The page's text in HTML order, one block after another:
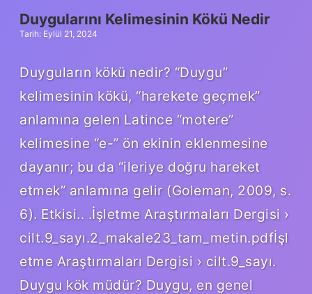
Duygularını Kelimesinin Kökü Nedir
Tarih: Eylül 21, 2024
Duyguların kökü nedir? “Duygu”
kelimesinin kökü, “harekete geçmek”
anlamına gelen Latince “motere”
kelimesine “e-” ön ekinin eklenmesine
dayanır; bu da “ileriye doğru hareket
etmek” anlamına gelir (Goleman, 2009, s.
6). Etkisi.. .İşletme Araştırmaları Dergisi ›
cilt.9_sayı.2_makale23_tam_metin.pdfİşl
etme Araştırmaları Dergisi › cilt.9_sayı.
Duygu kök müdür? Duygu, en genel